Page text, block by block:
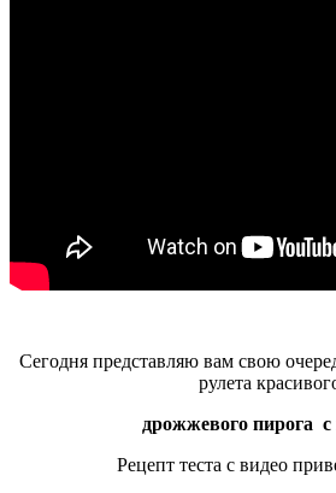
Сегодня представляю вам свою
рулета
дрожжевого пирога
Рецепт теста с видео